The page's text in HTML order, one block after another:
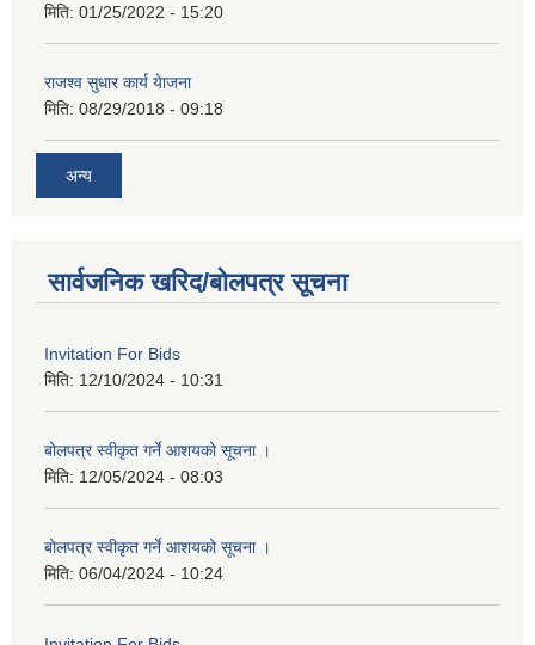
मिति: 01/25/2022 - 15:20
राजश्व सुधार कार्य येाजना
मिति: 08/29/2018 - 09:18
अन्य
सार्वजनिक खरिद/बोलपत्र सूचना
Invitation For Bids
मिति: 12/10/2024 - 10:31
बोलपत्र स्वीकृत गर्ने आशयको सूचना ।
मिति: 12/05/2024 - 08:03
बोलपत्र स्वीकृत गर्ने आशयको सूचना ।
मिति: 06/04/2024 - 10:24